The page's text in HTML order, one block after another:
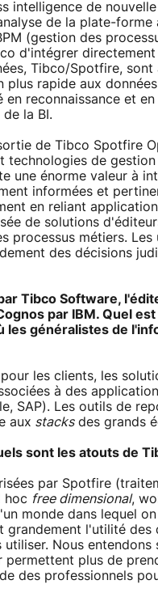
intelligence de
de la plate-forme
(gestion des
d'intégrer
Tibco/Spotfire,
rapide aux
reconnaissance et
la BI.
de Tibco Spotfire
technologies de
une énorme valeur à
informées et
en reliant
de solutions
processus métiers.
des décisions
Tibco Software,
par IBM. Quel
les généralistes de
les clients, les
à des
SAP). Les outils de
aux stacksdes grands
sont les atouts de
par Spotfire
hoc free dimensional,
monde dans lequel
grandement l'utilité
Nous
plus de
des professionnels